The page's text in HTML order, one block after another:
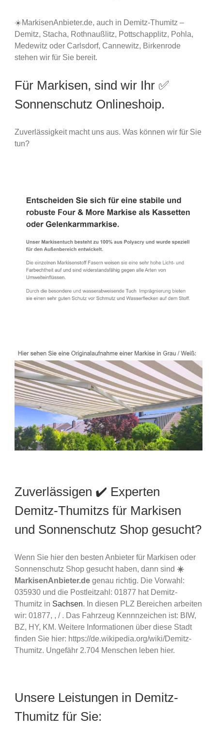
☀️MarkisenAnbieter.de, auch in Demitz-Thumitz –
Demitz, Stacha, Rothnaußlitz, Pottschapplitz, Pohla,
Medewitz oder Carlsdorf, Cannewitz, Birkenrode
stehen wir für Sie bereit.
Für Markisen, sind wir Ihr ✅
Sonnenschutz Onlineshoip.
Zuverlässigkeit macht uns aus. Was können wir für Sie
tun?
Zuverlässigen ✔️ Experten
Demitz-Thumitzs für Markisen
und Sonnenschutz Shop gesucht?
Wenn Sie hier den besten Anbieter für Markisen oder
Sonnenschutz Shop gesucht haben, dann sind ☀️
MarkisenAnbieter.de genau richtig. Die Vorwahl:
035930 und die Postleitzahl: 01877 hat Demitz-
Thumitz in Sachsen. In diesen PLZ Bereichen arbeiten
wir: 01877, , / . Das Fahrzeug Kennnzeichen ist: BIW,
BZ, HY, KM. Weitere Informationen über diese Stadt
finden Sie hier: https://de.wikipedia.org/wiki/Demitz-
Thumitz. Ungefähr 2.704 Menschen leben hier.
Unsere Leistungen in Demitz-
Thumitz für Sie: